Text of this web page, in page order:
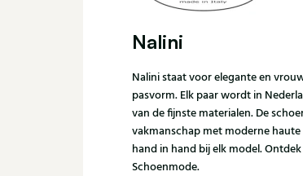
Nalini
Nalini staat voor elegante en
pasvorm. Elk paar wordt in
van de fijnste materialen. De
vakmanschap met moderne
hand in hand bij elk model.
Schoenmode.